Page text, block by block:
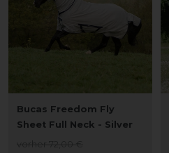
Bucas Freedom Fly
Sheet Full Neck - Silver